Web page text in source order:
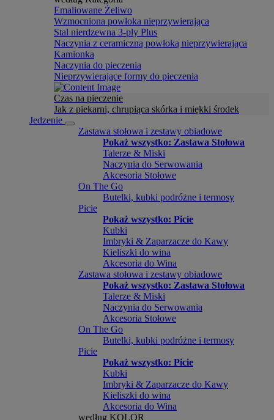
Emaliowane Żeliwo
Wzmocniona powłoka nieprzywierająca
Stal nierdzewna 3-ply Plus
Naczynia z ceramiczną powłoką nieprzywierająca
Kamionka
Naczynia do pieczenia
Nieprzywierające formy do pieczenia
Czas na pieczenie
Jak z piekarni, chrupiąca skórka i miękki środek
Jedzenie
Zastawa stołowa i zestawy obiadowe
Pokaż wszystko: Zastawa Stołowa
Talerze & Miski
Naczynia do Serwowania
Akcesoria Stołowe
On The Go
Butelki, kubki podróżne i termosy
Picie
Pokaż wszystko: Picie
Kubki
Imbryki & Zaparzacze do Kawy
Kieliszki do wina
Akcesoria do Wina
Zastawa stołowa i zestawy obiadowe
Pokaż wszystko: Zastawa Stołowa
Talerze & Miski
Naczynia do Serwowania
Akcesoria Stołowe
On The Go
Butelki, kubki podróżne i termosy
Picie
Pokaż wszystko: Picie
Kubki
Imbryki & Zaparzacze do Kawy
Kieliszki do wina
Akcesoria do Wina
według KOLOR